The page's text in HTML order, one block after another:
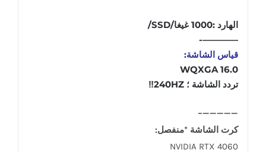
الهارد :1000 غيغا/SSD/
————-
قياس الشاشة:
16.0 WQXGA
تردد الشاشة ؛ 240HZ‼️
—————–
كرت الشاشة *منفصل:
NVIDIA RTX 4060